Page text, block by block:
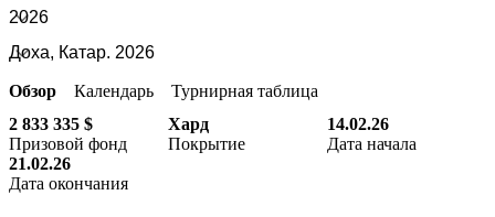
Обзор Календарь
Турнирная таблица
2 833 335 $
Призовой фонд
Хард
Покрытие
14.02.26
Дата начала
21.02.26
Дата окончания